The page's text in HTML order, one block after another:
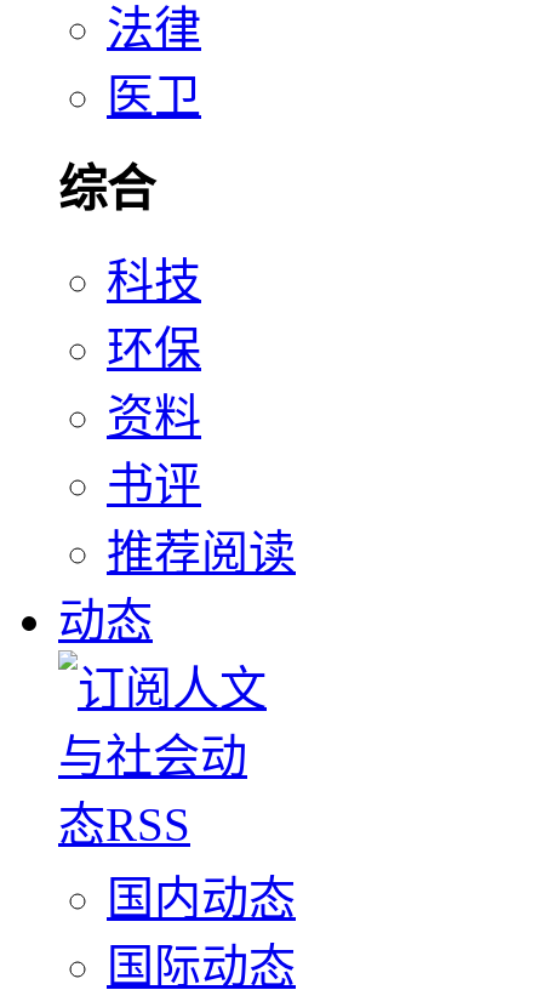
法律
医卫
综合
科技
环保
资料
书评
推荐阅读
动态
国内动态
国际动态